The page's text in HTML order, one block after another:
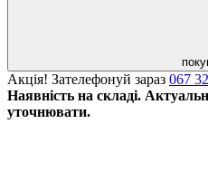
Акція! Зателефонуй зараз 067
Наявність на складі.
уточнювати.